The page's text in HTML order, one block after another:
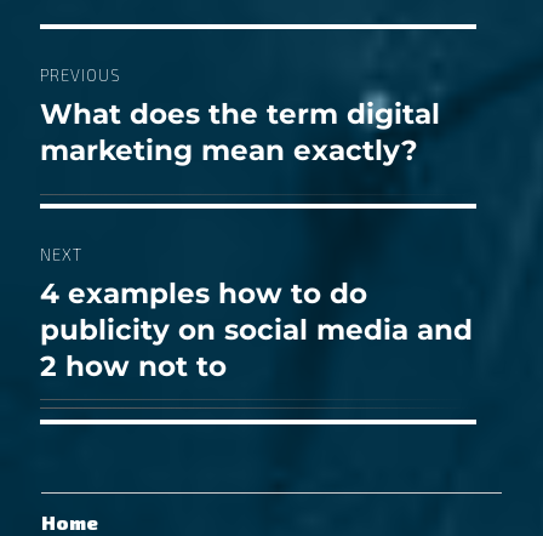
navigation
PREVIOUS
Previous
post:
What does the term digital
marketing mean exactly?
NEXT
Next
post:
4 examples how to do
publicity on social media and
2 how not to
Home